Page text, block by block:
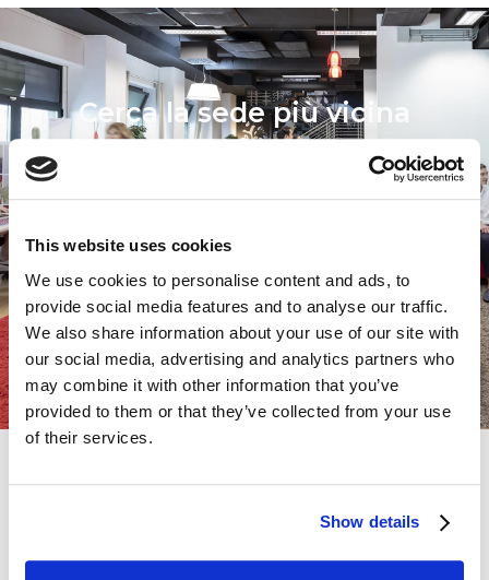
This website uses cookies
We use cookies to personalise content and ads, to
provide social media features and to analyse our traffic.
We also share information about your use of our site with
our social media, advertising and analytics partners who
may combine it with other information that you’ve
provided to them or that they’ve collected from your use
of their services.
Show details
Cerca la sede più vicina
Siamo presenti in tutta Italia: se hai bisogno di
maggiori informazionisui corsi, cerca sulla
TROVA LA SEDE PIÙ VICINA A TE
A scuola, da remoto oppure entrambi?